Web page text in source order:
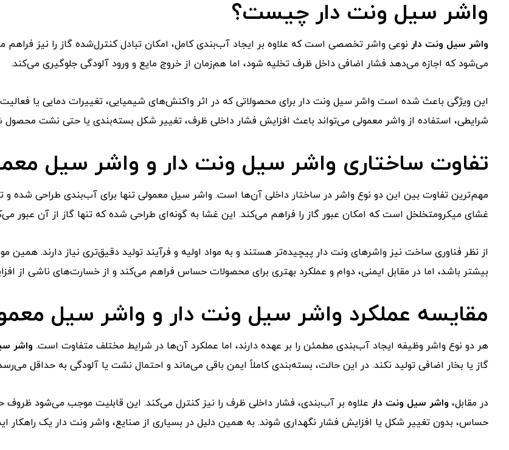
واشر سیل ونت دار چیست؟
واشر سیل ونت دار نوعی واشر تخصصی است که علاوه بر ایجاد آب‌بندی کامل، امکان تبادل کنترل‌شده گاز را نیز
می‌شود که اجازه می‌دهد فشار اضافی داخل ظرف تخلیه شود، اما هم‌زمان از خروج مایع و ورود آلودگی جلوگیری می‌کند.
این ویژگی باعث شده است واشر سیل ونت دار برای محصولاتی که در اثر واکنش‌های شیمیایی، تغییرات دمایی یا
شرایطی، استفاده از واشر معمولی می‌تواند باعث افزایش فشار داخلی ظرف، تغییر شکل بسته‌بندی یا حتی نشت محصول
تفاوت ساختاری واشر سیل ونت دار و واشر سیل
مهم‌ترین تفاوت بین این دو نوع واشر در ساختار داخلی آن‌ها است. واشر سیل معمولی تنها برای آب‌بندی طراحی شده و
غشای میکرو‌متخلخل است که امکان عبور گاز را فراهم می‌کند. این غشا به گونه‌ای طراحی شده که تنها گاز از آن عبور
از نظر فناوری ساخت نیز واشرهای ونت دار پیچیده‌تر هستند و به مواد اولیه و فرآیند تولید دقیق‌تری نیاز دارند.
بیشتر باشد، اما در مقابل ایمنی، دوام و عملکرد بهتری برای محصولات حساس فراهم می‌کند و از خسارت‌های ناشی از
مقایسه عملکرد واشر سیل ونت دار و واشر سیل
هر دو نوع واشر وظیفه ایجاد آب‌بندی مطمئن را بر عهده دارند، اما عملکرد آن‌ها در شرایط مختلف متفاوت است. واشر
گاز یا بخار اضافی تولید نکند. در این حالت، بسته‌بندی کاملاً ایمن باقی می‌ماند و احتمال نشت یا آلودگی به حداقل
در مقابل، واشر سیل ونت دار علاوه بر آب‌بندی، فشار داخلی ظرف را نیز کنترل می‌کند. این قابلیت موجب می‌شود ظروف
حساس، بدون تغییر شکل یا افزایش فشار نگهداری شوند. به همین دلیل در بسیاری از صنایع، واشر ونت دار یک